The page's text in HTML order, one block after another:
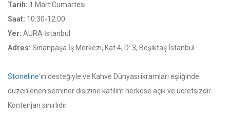
Tarih: 1 Mart Cumartesi
Saat: 10.30-12.00
Yer: AURA İstanbul
Adres: Sinanpaşa İş Merkezi, Kat 4, D: 3, Beşiktaş İstanbul.
Stoneline‘ın desteğiyle ve Kahve Dünyası ikramları eşliğinde
düzenlenen seminer disizine katılım herkese açık ve ücretsizdir.
Kontenjan sınırlıdır.